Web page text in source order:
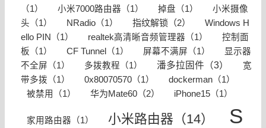
（1）
小米7000路由器（1） 掉盘（1）
小米摄像
头（1）
NRadio（1） 指纹解锁（2）
Windows H
ello PIN（1）
realtek高清晰音频管理器（1）
控制面
板（1）
CF Tunnel（1） 屏幕不满屏（1）
显示器
不全屏（1）
多拨教程（1） 潘多拉固件（3）
宽
带多拨（1）
0x80070570（1）
dockerman（1）
被禁用（1）
华为Mate60（2） iPhone15（1）
家用路由器（1） 小米路由器（14）
S